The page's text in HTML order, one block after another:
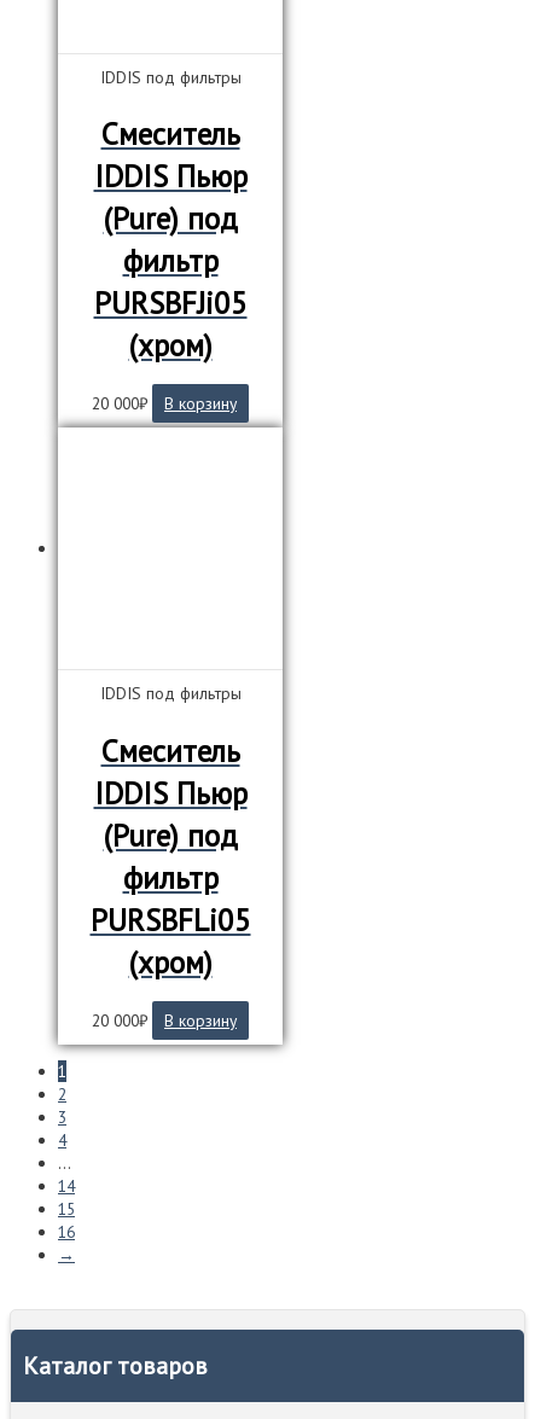
Каталог товаров
IDDIS под фильтры
Смеситель
IDDIS Пьюр
(Pure) под
фильтр
PURSBFJi05
(хром)
20 000₽ В корзину
IDDIS под фильтры
Смеситель
IDDIS Пьюр
(Pure) под
фильтр
PURSBFLi05
(хром)
20 000₽ В корзину
1
2
3
4
…
14
15
16
→